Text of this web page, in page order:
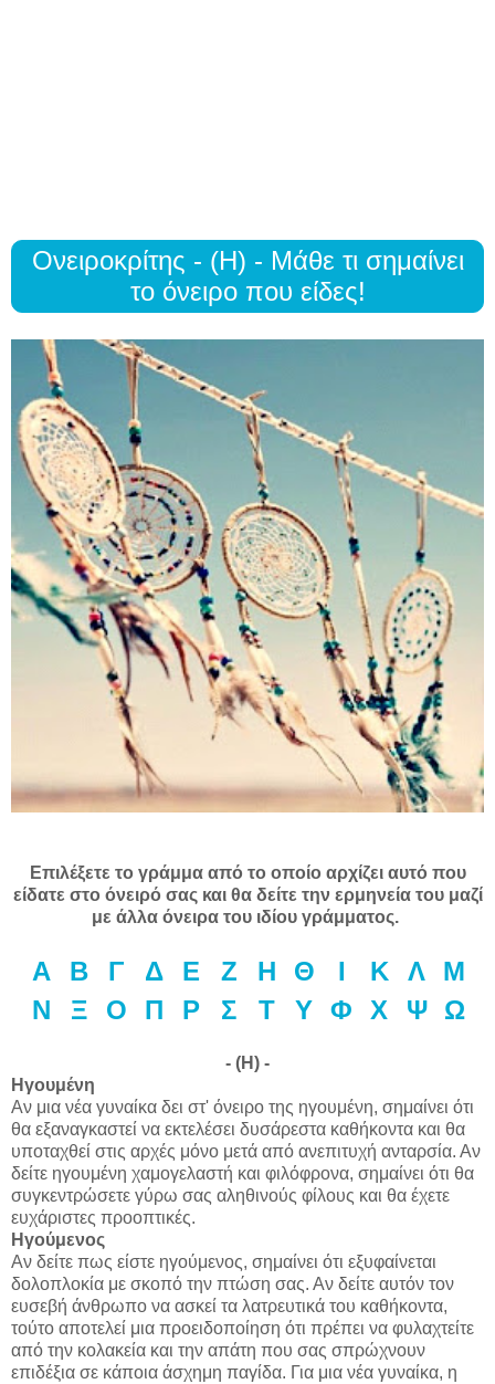
Ονειροκρίτης - (Η) - Μάθε τι σημαίνει
το όνειρο που είδες!
Επιλέξετε το γράμμα από το οποίο αρχίζει αυτό που
είδατε στο όνειρό σας και θα δείτε την ερμηνεία του μαζί
με άλλα όνειρα του ιδίου γράμματος.
Α Β Γ Δ Ε Ζ Η Θ Ι Κ Λ
Μ
Ν
Ξ Ο Π Ρ Σ Τ Υ Φ Χ Ψ Ω
- (Η) -
Ηγουμένη
Αν μια νέα γυναίκα δει στ' όνειρο της ηγουμένη, σημαίνει ότι
θα εξαναγκαστεί να εκτελέσει δυσάρεστα καθήκοντα και θα
υποταχθεί στις αρχές μόνο μετά από ανεπιτυχή ανταρσία. Αν
δείτε ηγουμένη χαμογελαστή και φιλόφρονα, σημαίνει ότι θα
συγκεντρώσετε γύρω σας αληθινούς φίλους και θα έχετε
ευχάριστες προοπτικές.
Ηγούμενος
Αν δείτε πως είστε ηγούμενος, σημαίνει ότι εξυφαίνεται
δολοπλοκία με σκοπό την πτώση σας. Αν δείτε αυτόν τον
ευσεβή άνθρωπο να ασκεί τα λατρευτικά του καθήκοντα,
τούτο αποτελεί μια προειδοποίηση ότι πρέπει να φυλαχτείτε
από την κολακεία και την απάτη που σας σπρώχνουν
επιδέξια σε κάποια άσχημη παγίδα. Για μια νέα γυναίκα, η